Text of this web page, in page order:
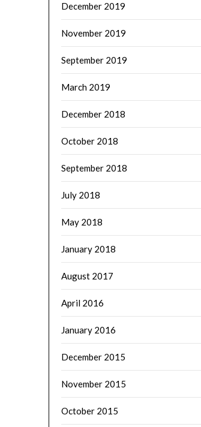
December 2019
November 2019
September 2019
March 2019
December 2018
October 2018
September 2018
July 2018
May 2018
January 2018
August 2017
April 2016
January 2016
December 2015
November 2015
October 2015